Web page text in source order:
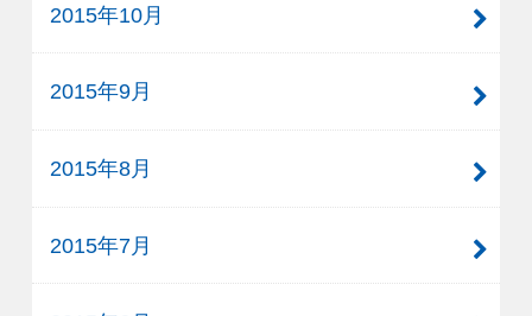
2015年10月
2015年9月
2015年8月
2015年7月